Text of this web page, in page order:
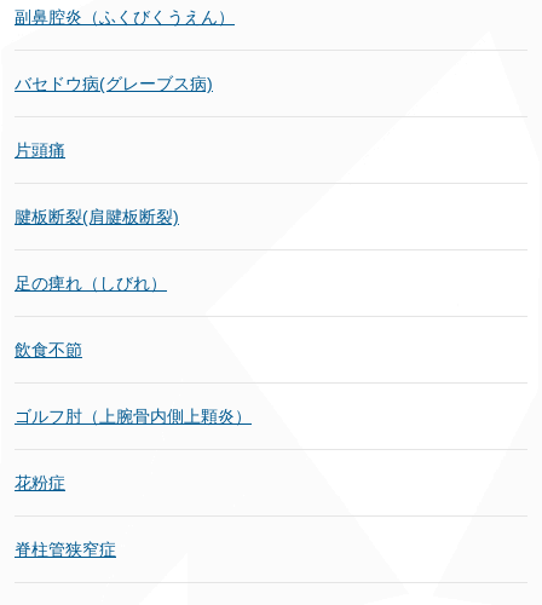
副鼻腔炎（ふくびくうえん）
バセドウ病(グレーブス病)
片頭痛
腱板断裂(肩腱板断裂)
足の痺れ（しびれ）
飲食不節
ゴルフ肘（上腕骨内側上顆炎）
花粉症
脊柱管狭窄症